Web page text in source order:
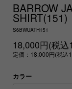
BARROW
SHIRT(151)
S6BWUATH151
18,000円(税
定価：18,000円(税込
カラー